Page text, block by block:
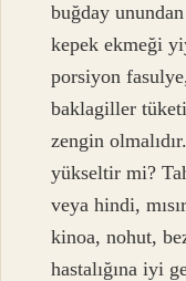
buğday
kepek ekmeği
porsiyon
baklagiller
zengin
yükseltir mi?
veya hindi,
kinoa, nohut,
hastalığına iyi